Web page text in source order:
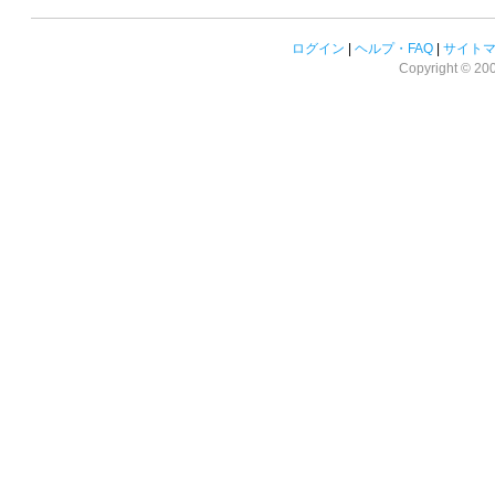
ログイン ヘルプ・FAQ
サイト
Copyright ©